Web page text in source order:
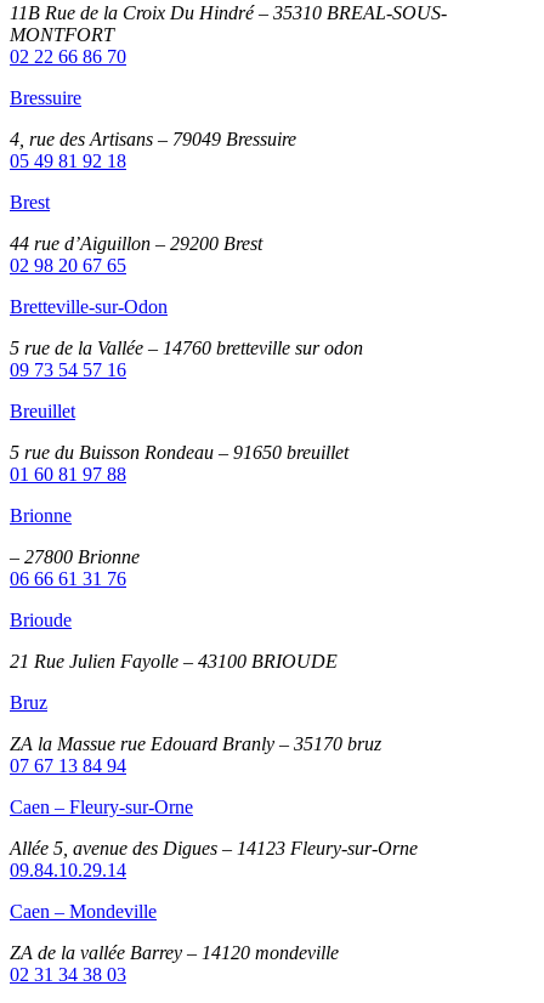
11B Rue de la Croix Du Hindré – 35310 BREAL-SOUS-
MONTFORT
02 22 66 86 70
Bressuire
4, rue des Artisans – 79049 Bressuire
05 49 81 92 18
Brest
44 rue d’Aiguillon – 29200 Brest
02 98 20 67 65
Bretteville-sur-Odon
5 rue de la Vallée – 14760 bretteville sur odon
09 73 54 57 16
Breuillet
5 rue du Buisson Rondeau – 91650 breuillet
01 60 81 97 88
Brionne
– 27800 Brionne
06 66 61 31 76
Brioude
21 Rue Julien Fayolle – 43100 BRIOUDE
Bruz
ZA la Massue rue Edouard Branly – 35170 bruz
07 67 13 84 94
Caen – Fleury-sur-Orne
Allée 5, avenue des Digues – 14123 Fleury-sur-Orne
09.84.10.29.14
Caen – Mondeville
ZA de la vallée Barrey – 14120 mondeville
02 31 34 38 03